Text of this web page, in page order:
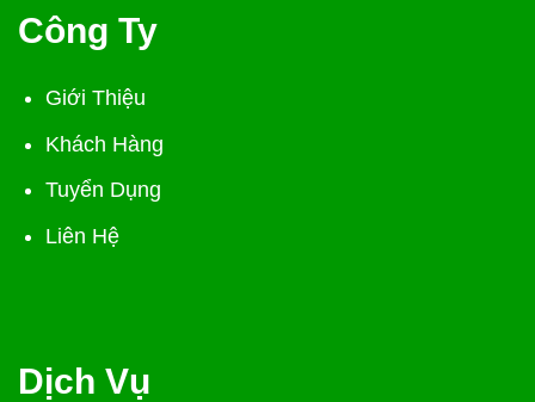
Công Ty
Giới Thiệu
Khách Hàng
Tuyển Dụng
Liên Hệ
Dịch Vụ